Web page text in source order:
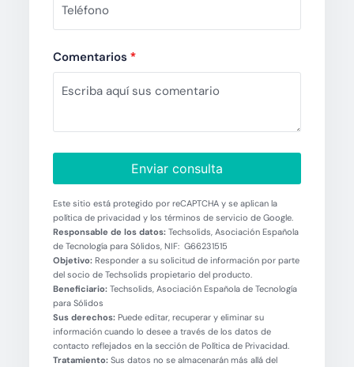
Comentarios *
Enviar consulta
Este sitio está protegido por reCAPTCHA y se aplican la
política de privacidad y los términos de servicio de Google.
Responsable de los datos:Techsolids, Asociación Española
de Tecnología para Sólidos, NIF: G66231515
Objetivo:Responder a su solicitud de información por parte
del socio de Techsolids propietario del producto.
Beneficiario:Techsolids, Asociación Española de Tecnología
para Sólidos
Sus derechos:Puede editar, recuperar y eliminar su
información cuando lo desee a través de los datos de
contacto reflejados en la sección de Política de Privacidad.
Tratamiento:Sus datos no se almacenarán más allá del